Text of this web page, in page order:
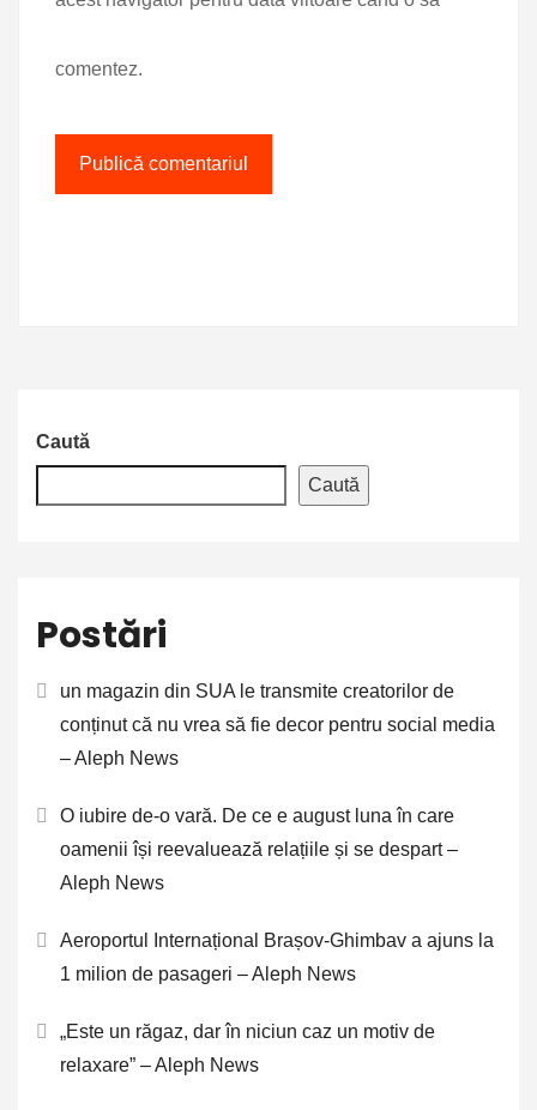
comentez.
Caută
Caută
Postări
un magazin din SUA le transmite creatorilor de
conținut că nu vrea să fie decor pentru social media
– Aleph News
O iubire de-o vară. De ce e august luna în care
oamenii își reevaluează relațiile și se despart –
Aleph News
Aeroportul Internațional Brașov-Ghimbav a ajuns la
1 milion de pasageri – Aleph News
„Este un răgaz, dar în niciun caz un motiv de
relaxare” – Aleph News